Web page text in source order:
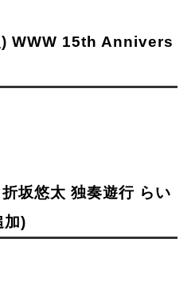
WWW 15th Annivers
坂悠太 独奏遊行 らい
加)